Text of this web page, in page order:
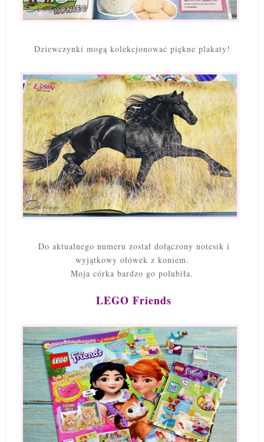
Dziewczynki mogą kolekcjonować piękne plakaty!
Do aktualnego numeru został dołączony notesik i
wyjątkowy ołówek z koniem.
Moja córka bardzo go polubiła.
LEGO Friends